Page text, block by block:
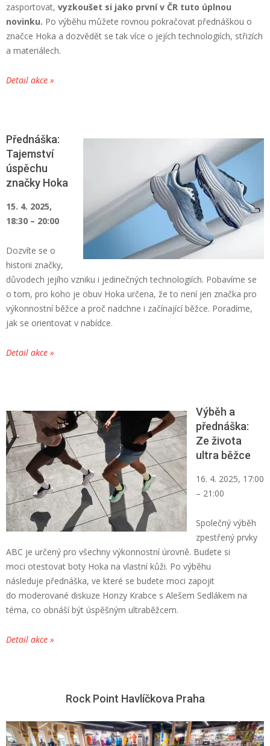
zasportovat, vyzkoušet si jako první v ČR tuto úplnou
novinku. Po výběhu můžete rovnou pokračovat přednáškou o
značce Hoka a dozvědět se tak více o jejích technologiích, střizích
a materiálech.
Detail akce »
Přednáška:
Tajemství
úspěchu
značky Hoka
15. 4. 2025,
18:30 – 20:00
Dozvíte se o
historii značky,
důvodech jejího vzniku i jedinečných technologiích. Pobavíme se
o tom, pro koho je obuv Hoka určena, že to není jen značka pro
výkonnostní běžce a proč nadchne i začínající běžce. Poradíme,
jak se orientovat v nabídce.
Detail akce »
Výběh a
přednáška:
Ze života
ultra běžce
16. 4. 2025, 17:00
– 21:00
Společný výběh
zpestřený prvky
ABC je určený pro všechny výkonnostní úrovně. Budete si
moci otestovat boty Hoka na vlastní kůži. Po výběhu
následuje přednáška, ve které se budete moci zapojit
do moderované diskuze Honzy Krabce s Alešem Sedlákem na
téma, co obnáší být úspěšným ultraběžcem.
Detail akce »
Rock Point Havlíčkova Praha